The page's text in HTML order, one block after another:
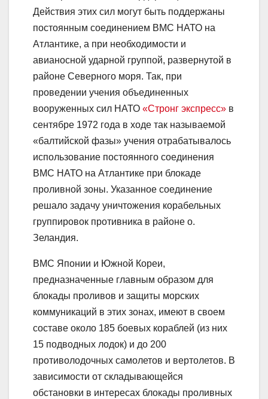
Действия этих сил могут быть поддержаны
постоянным соединением ВМС НАТО на
Атлантике, а при необходимости и
авианосной ударной группой, развернутой в
районе Северного моря. Так, при
проведении учения объединенных
вооруженных сил НАТО «Стронг экспресс» в
сентябре 1972 года в ходе так называемой
«балтийской фазы» учения отрабатывалось
использование постоянного соединения
ВМС НАТО на Атлантике при блокаде
проливной зоны. Указанное соединение
решало задачу уничтожения корабельных
группировок противника в районе о.
Зеландия.
ВМС Японии и Южной Кореи,
предназначенные главным образом для
блокады проливов и защиты морских
коммуникаций в этих зонах, имеют в своем
составе около 185 боевых кораблей (из них
15 подводных лодок) и до 200
противолодочных самолетов и вертолетов. В
зависимости от складывающейся
обстановки в интересах блокады проливных